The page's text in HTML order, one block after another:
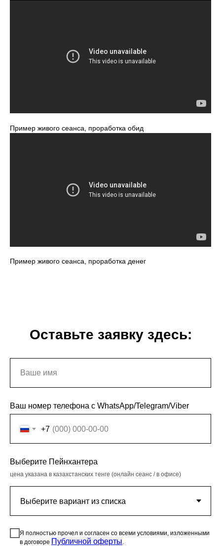
Пример живого сеанса, проработка обид
Пример живого сеанса, проработка денег
Оставьте заявку здесь:
Ваш номер телефона с WhatsApp/Telegram/Viber
+7
Выберите Пейнхантера
цена указана в казахстанских тенге (онлайн сеанс / в офисе)
Я полностью прочел и согласен со всеми условиями, изложенными
в договоре Публичной оферты